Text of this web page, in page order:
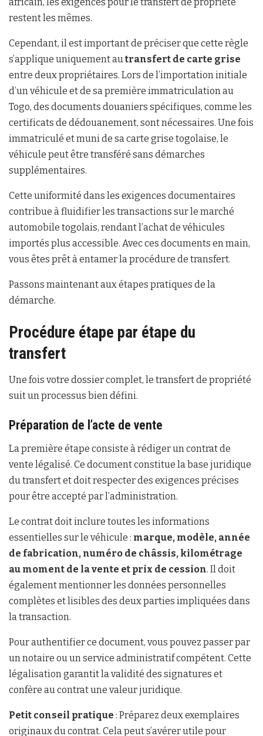
restent les mêmes.
Cependant, il est important de préciser que cette règle
s’applique uniquement autransfert de carte grise
entre deux propriétaires. Lors de l’importation initiale
d’un véhicule et de sa première immatriculation au
Togo, des documents douaniers spécifiques, comme les
certificats de dédouanement, sont nécessaires. Une fois
immatriculé et muni de sa carte grise togolaise, le
véhicule peut être transféré sans démarches
supplémentaires.
Cette uniformité dans les exigences documentaires
contribue à fluidifier les transactions sur le marché
automobile togolais, rendant l’achat de véhicules
importés plus accessible. Avec ces documents en main,
vous êtes prêt à entamer la procédure de transfert.
Passons maintenant aux étapes pratiques de la
démarche.
Procédure étape par étape du
transfert
Une fois votre dossier complet, le transfert de propriété
suit un processus bien défini.
Préparation de l’acte de vente
La première étape consiste à rédiger un contrat de
vente légalisé. Ce document constitue la base juridique
du transfert et doit respecter des exigences précises
pour être accepté par l’administration.
Le contrat doit inclure toutes les informations
essentielles sur le véhicule : marque, modèle, année
de fabrication, numéro de châssis, kilométrage
au moment de la vente et prix de cession. Il doit
également mentionner les données personnelles
complètes et lisibles des deux parties impliquées dans
la transaction.
Pour authentifier ce document, vous pouvez passer par
un notaire ou un service administratif compétent. Cette
légalisation garantit la validité des signatures et
confère au contrat une valeur juridique.
Petit conseil pratique : Préparez deux exemplaires
originaux du contrat. Cela peut s’avérer utile pour